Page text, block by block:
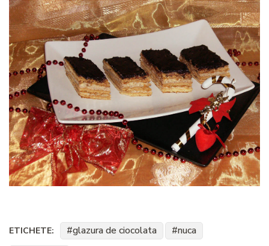
ETICHETE: glazura de ciocolata
nuca